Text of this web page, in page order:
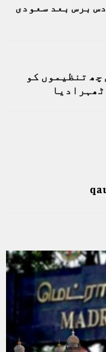
برس بعد سعودی
تنظیموں کو